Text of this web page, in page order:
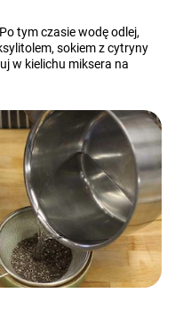
tym czasie wodę odlej,
sokiem z cytryny
w kielichu miksera na